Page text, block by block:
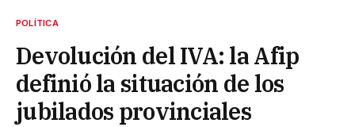
POLÍTICA
Devolución del IVA: la Afip
definió la situación de los
jubilados provinciales